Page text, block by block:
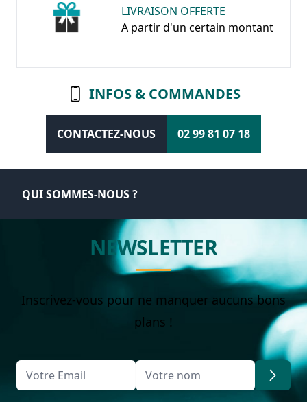
LIVRAISON OFFERTE
A partir d'un certain montant
INFOS & COMMANDES
CONTACTEZ-NOUS 02 99 81 07 18
QUI SOMMES-NOUS ?
NEWSLETTER
Inscrivez-vous pour ne manquer aucuns bons
plans !